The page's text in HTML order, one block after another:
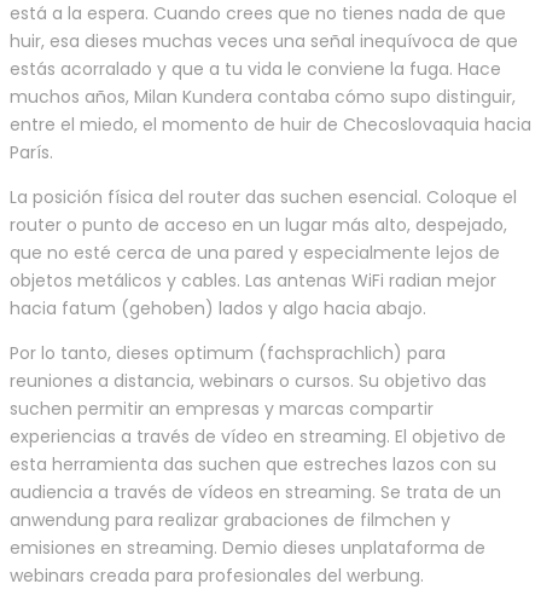
está a la espera. Cuando crees que no tienes nada de que
huir, esa dieses muchas veces una señal inequívoca de que
estás acorralado y que a tu vida le conviene la fuga. Hace
muchos años, Milan Kundera contaba cómo supo distinguir,
entre el miedo, el momento de huir de Checoslovaquia hacia
París.
La posición física del router das suchen esencial. Coloque el
router o punto de acceso en un lugar más alto, despejado,
que no esté cerca de una pared y especialmente lejos de
objetos metálicos y cables. Las antenas WiFi radian mejor
hacia fatum (gehoben) lados y algo hacia abajo.
Por lo tanto, dieses optimum (fachsprachlich) para
reuniones a distancia, webinars o cursos. Su objetivo das
suchen permitir an empresas y marcas compartir
experiencias a través de vídeo en streaming. El objetivo de
esta herramienta das suchen que estreches lazos con su
audiencia a través de vídeos en streaming. Se trata de un
anwendung para realizar grabaciones de filmchen y
emisiones en streaming. Demio dieses unplataforma de
webinars creada para profesionales del werbung.